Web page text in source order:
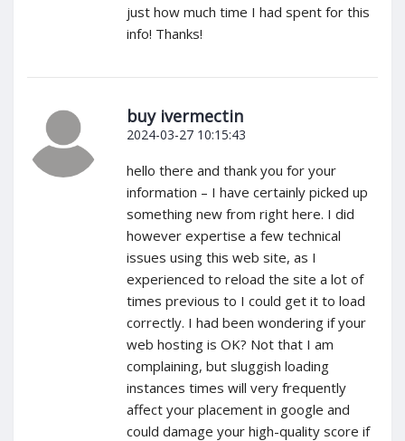
just how much time I had spent for this
info! Thanks!
buy ivermectin
2024-03-27 10:15:43
hello there and thank you for your
information – I have certainly picked up
something new from right here. I did
however expertise a few technical
issues using this web site, as I
experienced to reload the site a lot of
times previous to I could get it to load
correctly. I had been wondering if your
web hosting is OK? Not that I am
complaining, but sluggish loading
instances times will very frequently
affect your placement in google and
could damage your high-quality score if